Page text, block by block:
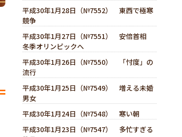
平成30年1月28日（№7552） 東西で極寒
競争
平成30年1月27日（№7551） 安倍首相
冬季オリンピックへ
平成30年1月26日（№7550） 「忖度」の
流行
平成30年1月25日（№7549） 増える未婚
男女
平成30年1月24日（№7548） 寒い朝
平成30年1月23日（№7547） 多忙すぎる